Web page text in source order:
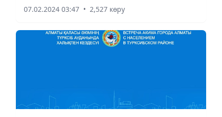
07.02.2024 03:47 • 2,527 көру